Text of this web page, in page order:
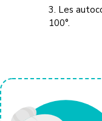
3. Les
100°.